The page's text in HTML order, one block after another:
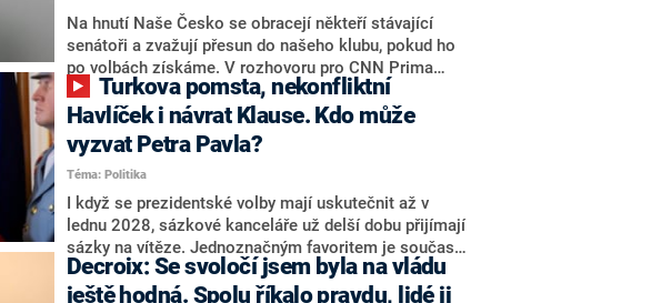
úmorná práce upozorňovat na chyby vlády. Ministři s
námi navíc nechodí do debat. Chceme ale ukazovat
svoje témata,“ odpověděl Grolich na dotaz CNN Prima
NEWS.
Na hnutí Naše Česko se obracejí někteří stávající
senátoři a zvažují přesun do našeho klubu, pokud ho
po volbách získáme. V rozhovoru pro CNN Prima
NEWS to řekl zakladatel hnutí a jihočeský hejtman
Martin Kuba. Konkrétní nebyl, ale získat by takto mohl
například senátora Zdeňka Hrabu, který je dnes
součástí klubu ODS a TOP 09. Hraba to na dotaz
redakce nevyloučil. Předseda klubu senátorů ODS
Zdeněk Nytra redakci řekl, že počítá s odchodem
některých senátorů z klubu a že Naše Česko není
nepřítel, ale soupeř.
Havlíček i návrat Klause. Kdo může
vyzvat Petra Pavla?
Téma: Politika
I když se prezidentské volby mají uskutečnit až v
lednu 2028, sázkové kanceláře už delší dobu přijímají
sázky na vítěze. Jednoznačným favoritem je současná
hlava státu Petr Pavel. Daleko za ním pak bookmakeři
zmiňují dva výrazné politiky ANO, tedy premiéra
Decroix: Se svoločí jsem byla na vládu
ještě hodná. Spolu říkalo pravdu, lidé ji